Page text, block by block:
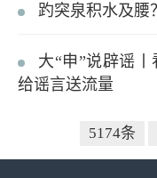
趵突泉积水及腰
大“申”说辟谣
给谣言送流量
5174条